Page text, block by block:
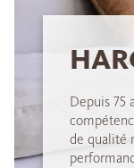
Depuis 75
de qualité